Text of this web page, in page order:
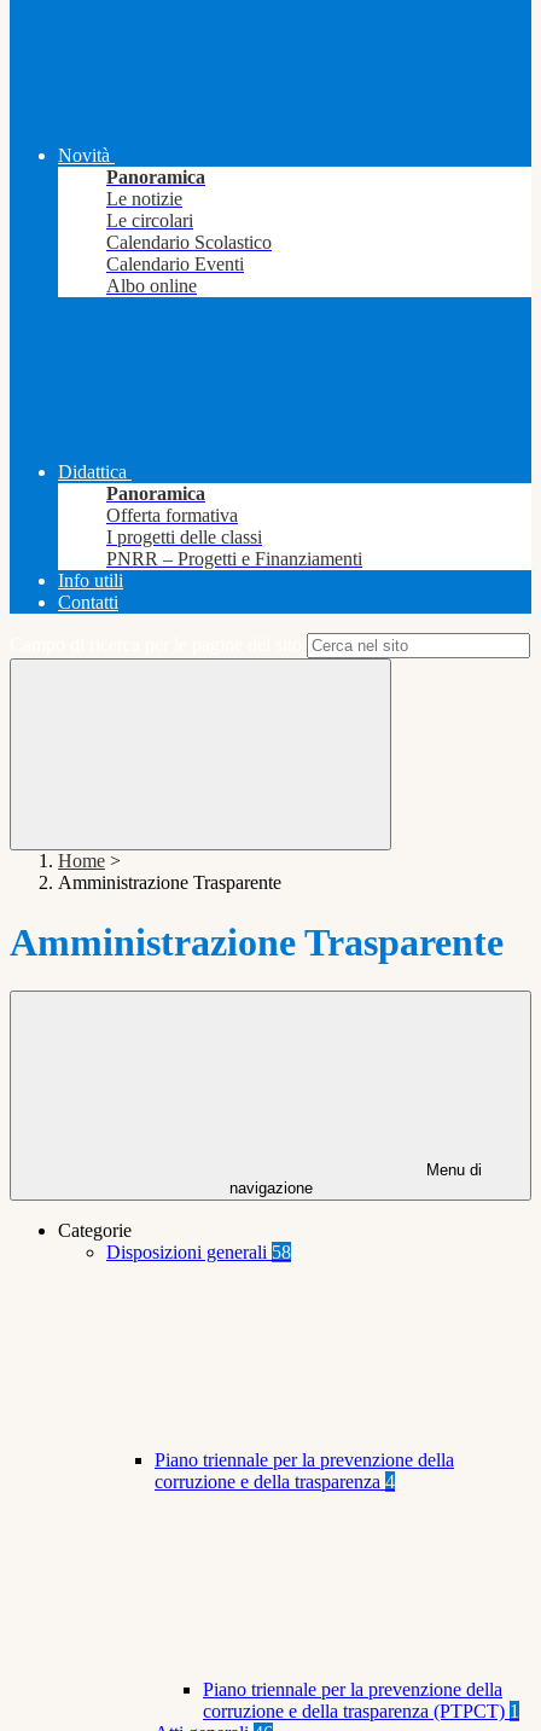
Novità
Panoramica
Le notizie
Le circolari
Calendario Scolastico
Calendario Eventi
Albo online
Didattica
Panoramica
Offerta formativa
I progetti delle classi
PNRR – Progetti e Finanziamenti
Info utili
Contatti
Home >
Amministrazione Trasparente
Amministrazione Trasparente
Menu di
navigazione
Categorie
Disposizioni generali 58
Piano triennale per la prevenzione della
corruzione e della trasparenza 4
Piano triennale per la prevenzione della
corruzione e della trasparenza (PTPCT) 1